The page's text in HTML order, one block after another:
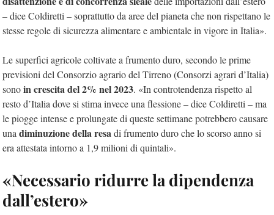
– dice Coldiretti – soprattutto da aree del pianeta che non rispettano le
stesse regole di sicurezza alimentare e ambientale in vigore in Italia».
Le superfici agricole coltivate a frumento duro, secondo le prime
previsioni del Consorzio agrario del Tirreno (Consorzi agrari d’Italia)
sonoin crescita del 2% nel 2023. «In controtendenza rispetto al
resto d’Italia dove si stima invece una flessione – dice Coldiretti – ma
le piogge intense e prolungate di queste settimane potrebbero causare
unadiminuzione della resadi frumento duro che lo scorso anno si
era attestata intorno a 1,9 milioni di quintali».
«Necessario ridurre la dipendenza
dall’estero»